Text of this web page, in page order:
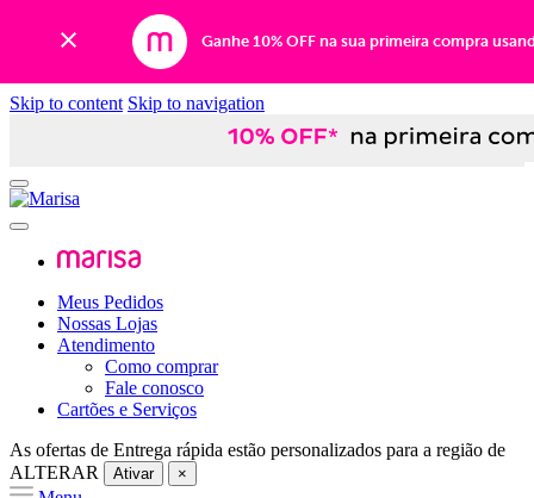
Ganhe 10% OFF na sua primeira compra
Skip to content Skip to navigation
Meus Pedidos
Nossas Lojas
Atendimento
Como comprar
Fale conosco
Cartões e Serviços
As ofertas de Entrega rápida estão personalizados para a região de
ALTERAR
Ativar ×